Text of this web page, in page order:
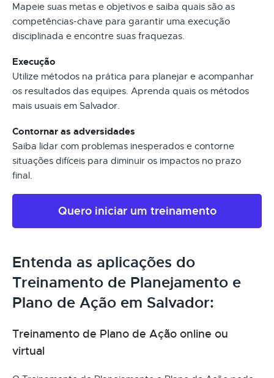
Mapeie suas metas e objetivos e saiba quais são as
competências-chave para garantir uma execução
disciplinada e encontre suas fraquezas.
Execução
Utilize métodos na prática para planejar e acompanhar
os resultados das equipes. Aprenda quais os métodos
mais usuais em Salvador.
Contornar as adversidades
Saiba lidar com problemas inesperados e contorne
situações difíceis para diminuir os impactos no prazo
final.
Quero iniciar um treinamento
Entenda as aplicações do
Treinamento de Planejamento e
Plano de Ação em Salvador:
Treinamento de Plano de Ação online ou
virtual